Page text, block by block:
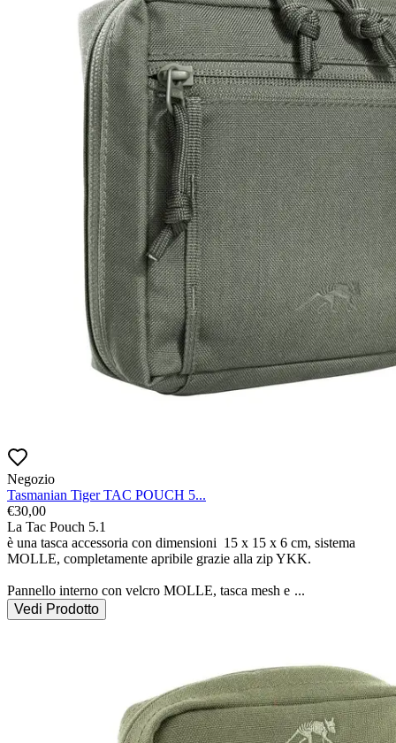
Negozio
Tasmanian Tiger TAC POUCH 5...
€30,00
La Tac Pouch 5.1
è una tasca accessoria con dimensioni  15 x 15 x 6 cm, sistema
MOLLE, completamente apribile grazie alla zip YKK.
Pannello interno con velcro MOLLE, tasca mesh e ...
Vedi Prodotto